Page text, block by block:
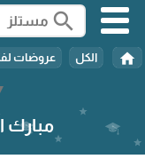
search
home الكل عروضات
مبارك